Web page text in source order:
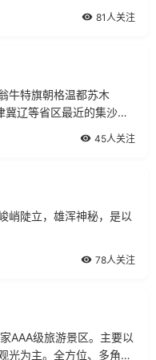
81人关注
牛特旗朝格温都苏木
冀辽等省区最近的集沙
45人关注
峭陡立，雄浑神秘，是以
78人关注
AAA级旅游景区。主要以
光为主。全方位、多角度